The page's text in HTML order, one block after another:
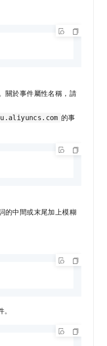
關於事件屬性名稱，請
的事
的中間或末尾加上模糊